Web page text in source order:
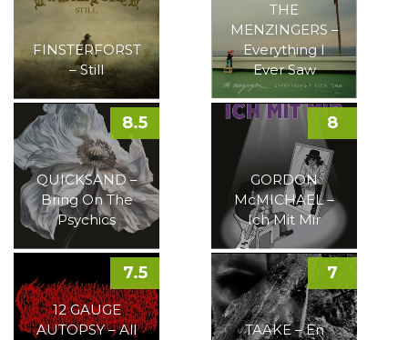
FINSTERFORST
– Still
THE
MENZINGERS –
Everything I
Ever Saw
QUICKSAND –
Bring On The
Psychics
8.5
GORDON
McMICHAEL –
Ich Mit Mir
8
12 GAUGE
AUTOPSY – All
7.5
TAAKE – En
7